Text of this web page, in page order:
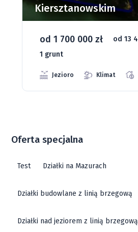
Dąbrowa Mała
od 93 280 zł od 1075 m
Oferta specjalna
Test Działki na Mazurach
Działki budowlane z linią brzegową
Działki nad jeziorem z linią brzegową